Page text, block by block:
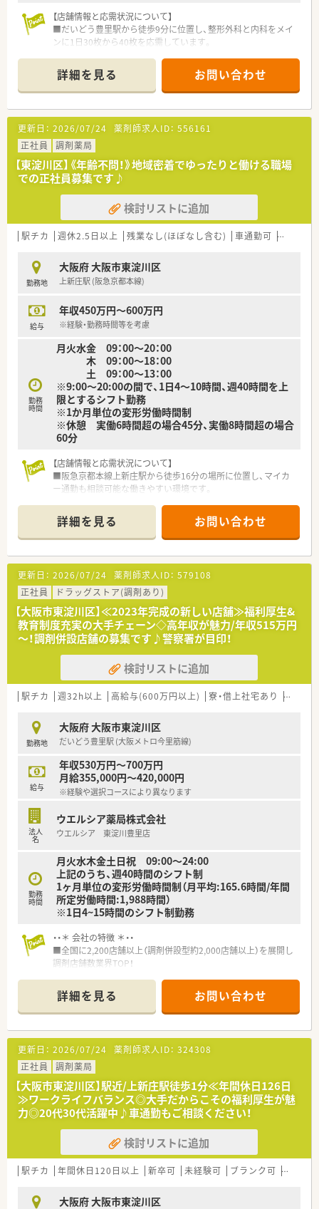
対物業務を効率化してミスのない調剤を徹底している職場で
す。
【店舗情報と応需状況について】
■だいどう豊里駅から徒歩9分に位置し、整形外科と内科をメイ
ンに1日30枚から40枚を応需しています。
在宅業務をバランスよく分担しています。
■2020年開局の比較的新しく綺麗な店舗で、近隣の広域病院か
らの処方箋も積極的に受け入れています。
【募集背景と求める人物像について】
■欠員補充に伴う急募案件であり、周囲と協力しながら能動的に
店舗運営を支えてくださる方を求めています。
■在宅業務に注力しているため、車の運転が可能でフットワーク
軽く業務に取り組める方を歓迎しています。
■入社半年以内の認定薬剤師取得が必須ですが、取得支援制度を
活用して意欲的に学べる方を募集しています。
【法人特徴について】
■大阪を中心に34店舗を展開する成長企業で、女性社長ならで
■在宅医療のノウハウが全店で統一されており、事務センターの
活用で薬剤師が業務に集中できる環境です。
■地域密着型の店舗展開を重視し、管理栄養士と連携した健康相
詳細を見る お問い合わせ
更新日： 2026/07/24 薬剤師求人ID： 556161
正社員
調剤薬局
【東淀川区】《年齢不問！》地域密着でゆったりと働ける職場
での正社員募集です♪
検討リストに追加
駅チカ 週休2.5日以上 残業なし(ほぼなし含む) 車通勤可 高給与
勤務地
大阪府 大阪市東淀川区
上新庄駅 (阪急京都本線)
給与
年収450万円～600万円
※経験・勤務時間等を考慮
勤務
時間
月火水金 09：00～20：00
木 09：00～18：00
土 09：00～13：00
※9:00～20:00の間で、1日4～10時間、週40時間を上
限とするシフト勤務
※1か月単位の変形労働時間制
※休憩 実働6時間超の場合45分、実働8時間超の場合
60分
【店舗情報と応需状況について】
■阪急京都本線上新庄駅から徒歩16分の場所に位置し、マイカ
ー通勤も相談可能な働きやすい環境です。
しており、落ち着いて業務に取り組めます。
■薬剤師は常勤1名とパート1名の少人数体制で運営しており、
アットホームな雰囲気の中で働けます。
【法人特徴について】
■大阪府内を中心に店舗展開を行い、将来的には上場を目指して
拡大を続けている成長中の企業です。
■代表自身が現役の薬剤師として現場に立っており、現場の状況
や従業員の気持ちを理解しています。
■調剤事業だけでなく自社製剤のインターネット販売なども手
掛け、多角的に健康をサポートしています。
【求人情報について】
■年収は経験や能力を考慮し、450万円から600万円の範囲で柔
軟に決定させていただきます。
提示も可能な実力主義の会社です。
■固定残業代が含まれる場合がありますが、実際の残業時間は少
なく、メリハリをつけて働けます。
詳細を見る お問い合わせ
更新日： 2026/07/24 薬剤師求人ID： 579108
正社員
ドラッグストア(調剤あり)
【大阪市東淀川区】≪2023年完成の新しい店舗≫福利厚生&
教育制度充実の大手チェーン◇高年収が魅力/年収515万円
～！調剤併設店舗の募集です♪警察署が目印！
検討リストに追加
駅チカ 週32h以上 高給与(600万円以上) 寮・借上社宅あり 住宅補
勤務地
大阪府 大阪市東淀川区
だいどう豊里駅 (大阪メトロ今里筋線)
給与
年収530万円～700万円
月給355,000円～420,000円
※経験や選択コースにより異なります
法人
名
ウエルシア薬局株式会社
ウエルシア 東淀川豊里店
勤務
時間
月火水木金土日祝 09:00～24:00
上記のうち、週40時間のシフト制
1ヶ月単位の変形労働時間制（月平均:165.6時間/年間
所定労働時間:1,988時間）
※1日4~15時間のシフト制勤務
・・＊ 会社の特徴 ＊・・
■全国に2,200店舗以上（調剤併設型約2,000店舗以上）を展開し
調剤店舗数業界TOP！
頑張り次第で高給与も可能！
■経験や勤務コースによりますが、経験の少ない方でも500万前
半スタートと業界TOP水準！
■職種や職域に合わせ、豊富な社内研修や外部組織と連携した研
修を用意されています
■薬剤師が中心の会社だからこそ活躍できるキャリアパスが多
種多様に用意されています。
■店舗拡大に伴い、エリアマネジャーや営業部長等のマネジメン
トのポジションも増えます。
■在宅や教育等の専門性を活かせるスペシャリストを目指すこ
とも可能です。
■その他にも、管理部門や商品部門等の本社スタッフなど活動領
域は多種多様です。
■在宅実施店舗は年々増加しており、在宅医療へもしっかりと関
わる事ができます。
時短勤務ができるよう変更予定です。
詳細を見る お問い合わせ
更新日： 2026/07/24 薬剤師求人ID： 324308
正社員
調剤薬局
【大阪市東淀川区】駅近/上新庄駅徒歩1分≪年間休日126日
≫ワークライフバランス◎大手だからこその福利厚生が魅
力◎20代30代活躍中♪車通勤もご相談ください！
検討リストに追加
駅チカ 年間休日120日以上 新卒可 未経験可 ブランク可 車通勤
大阪府 大阪市東淀川区